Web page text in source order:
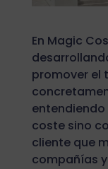
En Magic
promover el
coste sino
cliente que
compañías